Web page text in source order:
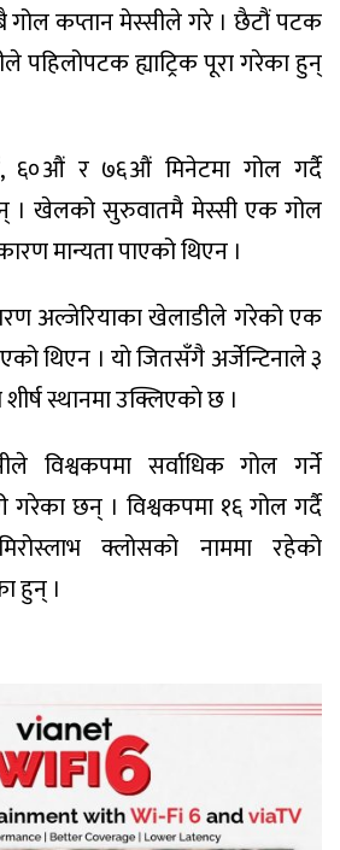
गोल कप्तान मेस्सीले गरे । छैटौं पटक
पहिलोपटक ह्याट्रिक पूरा गरेका हुन्
र ७६औं मिनेटमा गोल गर्दै
। खेलको सुरुवातमै मेस्सी एक गोल
मान्यता पाएको थिएन ।
अल्जेरियाका खेलाडीले गरेको एक
थिएन । याे जितसँगै अर्जेन्टिनाले ३
स्थानमा उक्लिएकाे छ ।
विश्वकपमा सर्वाधिक गोल गर्ने
गरेका छन् । विश्वकपमा १६ गोल गर्दै
क्लोसको नाममा रहेको
हुन् ।